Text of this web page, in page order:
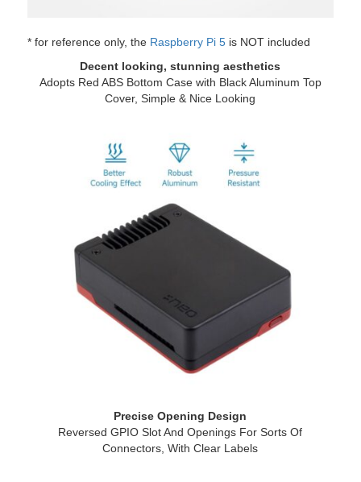
* for reference only, the Raspberry Pi 5is NOT included
Decent looking, stunning aesthetics
Adopts Red ABS Bottom Case with Black Aluminum Top
Cover, Simple & Nice Looking
Precise Opening Design
Reversed GPIO Slot And Openings For Sorts Of
Connectors, With Clear Labels